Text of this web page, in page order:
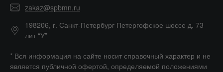
zakaz@spbmn.ru
198206, г. Санкт-Петербург Петергофское шоссе д. 73
лит “У”
* Вся информация на сайте носит справочный характер и не
является публичной офертой, определяемой положениями